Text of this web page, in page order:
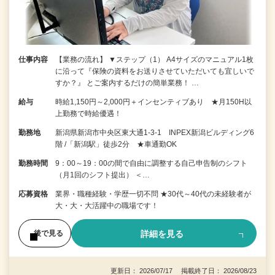
仕事内容
【業務の流れ】 ▼ステップ（1） A4サイズのマニュアル1枚
に沿って『保険の資料をお送りさせていただいても宜しいで
すか？』 とご案内するだけの簡単業務！ …
給与
時給1,150円～2,000円＋インセンティブあり ★月150H以
上勤務で時給優遇！
勤務地
新潟県新潟市中央区東大通1-3-1 INPEX新潟ビルディング6
階 /「新潟駅」徒歩2分 ★車通勤OK
勤務時間
9：00～19：00の間で自由に調整する自己申告制のシフト
（月1回のシフト提出） ＜…
応募資格
業界・職種経験・学歴一切不問 ★30代～40代の未経験者が
大・大・大活躍中の職場です！
後で見る 詳細を見る
更新日： 2026/07/17 掲載終了日： 2026/08/23